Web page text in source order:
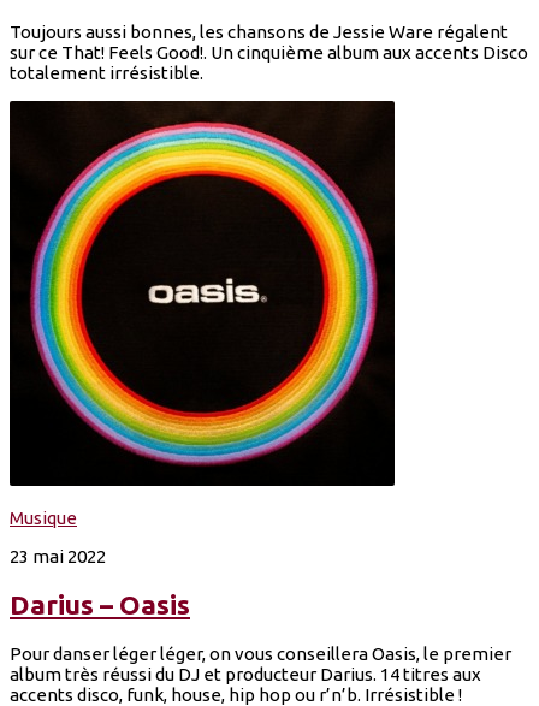
Toujours aussi bonnes, les chansons de Jessie Ware régalent
sur ce That! Feels Good!. Un cinquième album aux accents Disco
totalement irrésistible.
Musique
23 mai 2022
Darius – Oasis
Pour danser léger léger, on vous conseillera Oasis, le premier
album très réussi du DJ et producteur Darius. 14 titres aux
accents disco, funk, house, hip hop ou r’n’b. Irrésistible !